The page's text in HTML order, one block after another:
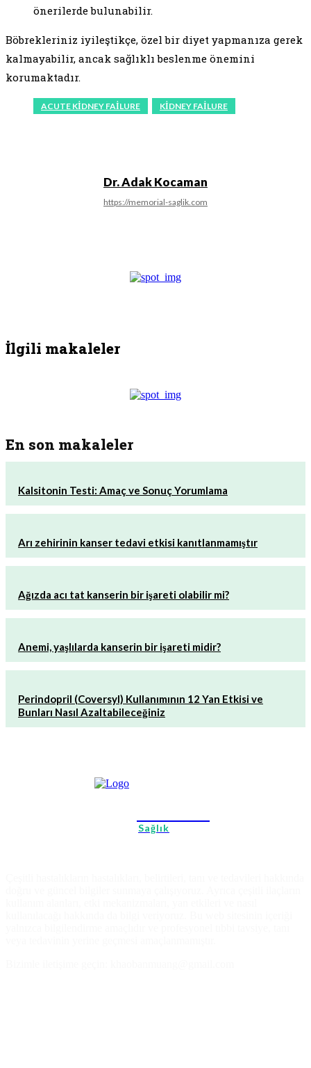
önerilerde bulunabilir.
Böbrekleriniz iyileştikçe, özel bir diyet yapmanıza gerek
kalmayabilir, ancak sağlıklı beslenme önemini
korumaktadır.
ACUTE KIDNEY FAILURE KIDNEY FAILURE
Dr. Adak Kocaman
https://memorial-saglik.com
İlgili makaleler
En son makaleler
Kalsitonin Testi: Amaç ve Sonuç Yorumlama
Arı zehirinin kanser tedavi etkisi kanıtlanmamıştır
Ağızda acı tat kanserin bir işareti olabilir mi?
Anemi, yaşlılarda kanserin bir işareti midir?
Perindopril (Coversyl) Kullanımının 12 Yan Etkisi ve
Bunları Nasıl Azaltabileceğiniz
Sağlık